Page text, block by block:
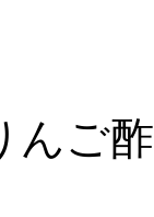
んご